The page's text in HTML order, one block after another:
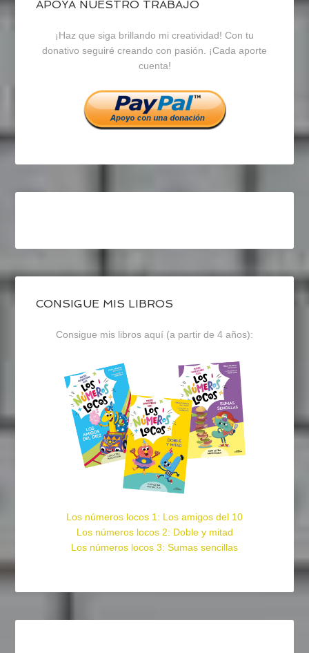
blogrecursosep
en
Facebook
recursosep
en
Twitter
recursosep
en
Instagram
APOYA NUESTRO TRABAJO
¡Haz que siga brillando mi creatividad! Con tu
donativo seguiré creando con pasión. ¡Cada aporte
cuenta!
CONSIGUE MIS LIBROS
Consigue mis libros aquí (a partir de 4 años):
Los números locos 1: Los amigos del 10
Los números locos 2: Doble y mitad
Los números locos 3: Sumas sencillas